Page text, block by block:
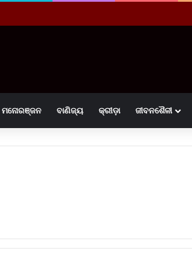
ମନୋରଞ୍ଜନ ବାଣିଜ୍ୟ କ୍ରୀଡ଼ା ଜୀବନଶୈଳୀ